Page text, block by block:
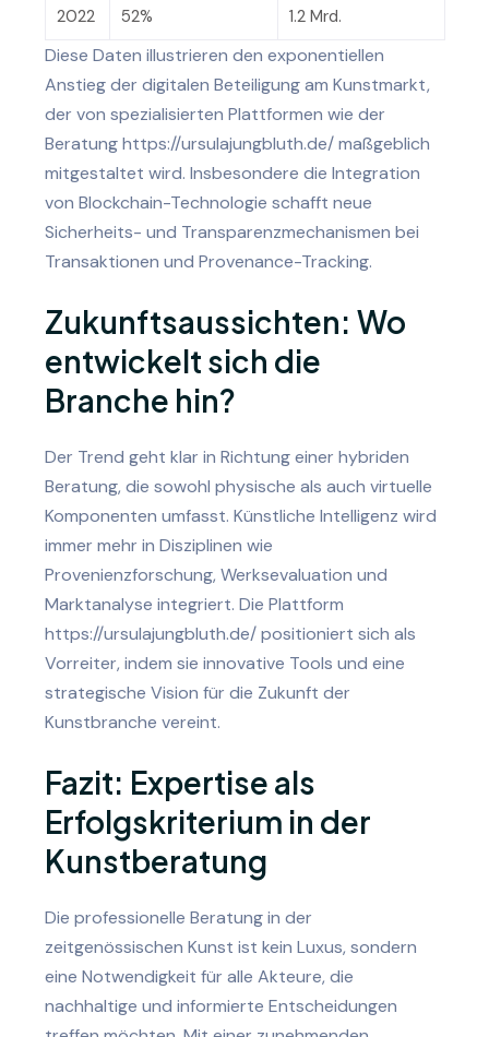
2022 52% 1.2 Mrd.
Diese Daten illustrieren den exponentiellen
Anstieg der digitalen Beteiligung am Kunstmarkt,
der von spezialisierten Plattformen wie der
Beratung https://ursulajungbluth.de/ maßgeblich
mitgestaltet wird. Insbesondere die Integration
von Blockchain-Technologie schafft neue
Sicherheits- und Transparenzmechanismen bei
Transaktionen und Provenance-Tracking.
Zukunftsaussichten: Wo
entwickelt sich die
Branche hin?
Der Trend geht klar in Richtung einer hybriden
Beratung, die sowohl physische als auch virtuelle
Komponenten umfasst. Künstliche Intelligenz wird
immer mehr in Disziplinen wie
Provenienzforschung, Werksevaluation und
Marktanalyse integriert. Die Plattform
https://ursulajungbluth.de/ positioniert sich als
Vorreiter, indem sie innovative Tools und eine
strategische Vision für die Zukunft der
Kunstbranche vereint.
Fazit: Expertise als
Erfolgskriterium in der
Kunstberatung
Die professionelle Beratung in der
zeitgenössischen Kunst ist kein Luxus, sondern
eine Notwendigkeit für alle Akteure, die
nachhaltige und informierte Entscheidungen